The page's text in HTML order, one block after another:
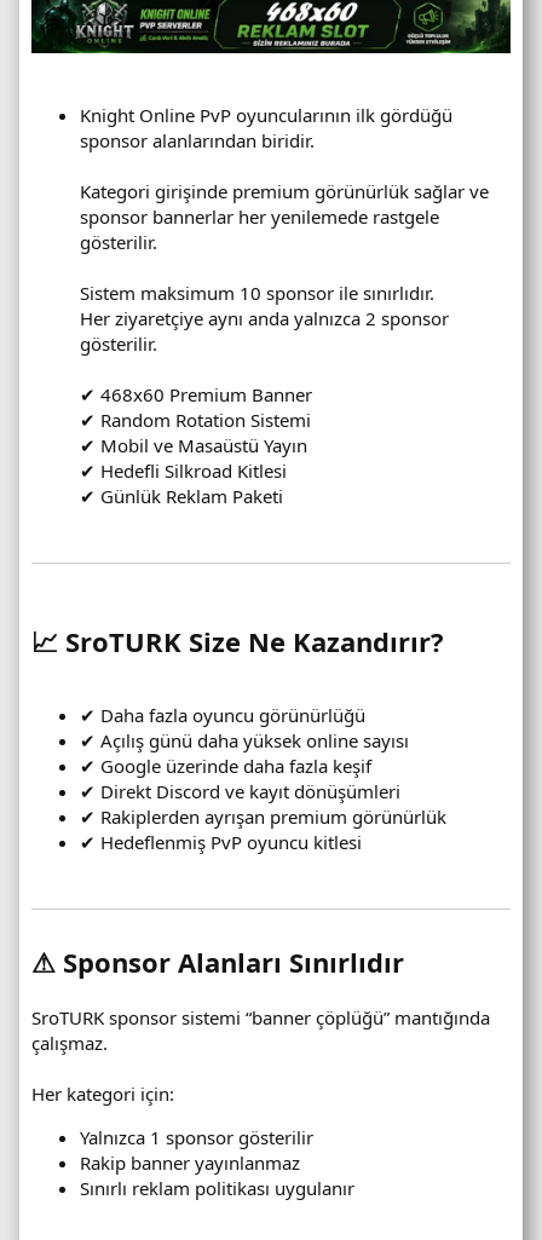
Knight Online PvP oyuncularının ilk gördüğü
sponsor alanlarından biridir.
Kategori girişinde premium görünürlük sağlar ve
sponsor bannerlar her yenilemede rastgele
gösterilir.
Sistem maksimum 10 sponsor ile sınırlıdır.
Her ziyaretçiye aynı anda yalnızca 2 sponsor
gösterilir.
✔ 468x60 Premium Banner
✔ Random Rotation Sistemi
✔ Mobil ve Masaüstü Yayın
✔ Hedefli Silkroad Kitlesi
✔ Günlük Reklam Paketi
📈 SroTURK Size Ne Kazandırır?
✔ Daha fazla oyuncu görünürlüğü
✔ Açılış günü daha yüksek online sayısı
✔ Google üzerinde daha fazla keşif
✔ Direkt Discord ve kayıt dönüşümleri
✔ Rakiplerden ayrışan premium görünürlük
✔ Hedeflenmiş PvP oyuncu kitlesi
⚠ Sponsor Alanları Sınırlıdır
SroTURK sponsor sistemi “banner çöplüğü” mantığında
çalışmaz.
Her kategori için:
Yalnızca 1 sponsor gösterilir
Rakip banner yayınlanmaz
Sınırlı reklam politikası uygulanır